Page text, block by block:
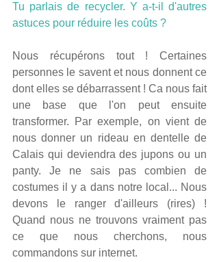
Tu parlais de recycler. Y a-t-il d'autres
astuces pour réduire les coûts ?
Nous récupérons tout ! Certaines
personnes le savent et nous donnent ce
dont elles se débarrassent ! Ca nous fait
une base que l'on peut ensuite
transformer. Par exemple, on vient de
nous donner un rideau en dentelle de
Calais qui deviendra des jupons ou un
panty. Je ne sais pas combien de
costumes il y a dans notre local... Nous
devons le ranger d'ailleurs (rires) !
Quand nous ne trouvons vraiment pas
ce que nous cherchons, nous
commandons sur internet.